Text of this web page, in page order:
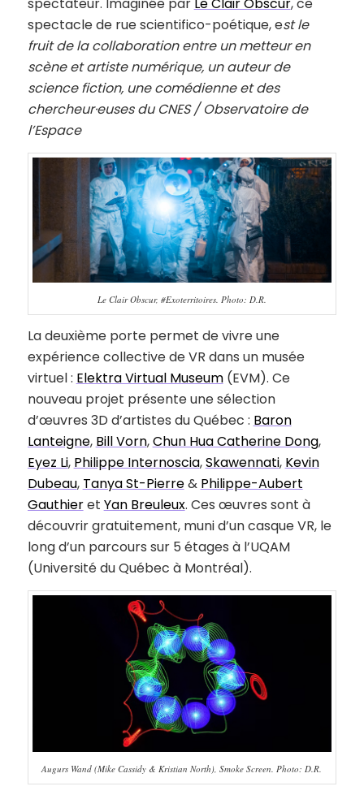
spectateur. Imaginée par Le Clair Obscur, ce
spectacle de rue scientifico-poétique, est le
fruit de la collaboration entre un metteur en
scène et artiste numérique, un auteur de
science fiction, une comédienne et des
chercheur·euses du CNES / Observatoire de
l’Espace
Le Clair Obscur, #Exoterritoires. Photo: D.R.
La deuxième porte permet de vivre une
expérience collective de VR dans un musée
virtuel : Elektra Virtual Museum(EVM). Ce
nouveau projet présente une sélection
d’œuvres 3D d’artistes du Québec : Baron
Lanteigne, Bill Vorn,Chun Hua Catherine Dong,
Eyez Li, Philippe Internoscia,Skawennati, Kevin
Dubeau, Tanya St-Pierre& Philippe-Aubert
Gauthieret Yan Breuleux. Ces œuvres sont à
découvrir gratuitement, muni d’un casque VR, le
long d’un parcours sur 5 étages à l’UQAM
(Université du Québec à Montréal).
Augurs Wand (Mike Cassidy & Kristian North), Smoke Screen. Photo: D.R.